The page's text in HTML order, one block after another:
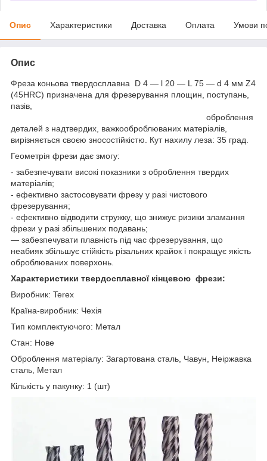
Опис Характеристики Доставка Оплата Умови
Опис
Фреза коньова твердосплавна D 4 — l 20 — L 75 — d 4 мм Z4
(45HRC) призначена для фрезерування площин, поступань,
пазів,
оброблення
деталей з надтвердих, важкооброблюваних матеріалів,
вирізняється своєю зносостійкістю. Кут нахилу леза: 35 град.
Геометрія фрези дає змогу:
- забезпечувати високі показники з оброблення твердих
матеріалів;
- ефективно застосовувати фрезу у разі чистового
фрезерування;
- ефективно відводити стружку, що знижує ризики зламання
фрези у разі збільшених подавань;
— забезпечувати плавність під час фрезерування, що
неабияк збільшує стійкість різальних крайок і покращує якість
оброблюваних поверхонь.
Характеристики твердосплавної кінцевою фрези:
Виробник: Terex
Країна-виробник: Чехія
Тип комплектуючого: Метал
Стан: Нове
Оброблення матеріалу: Загартована сталь, Чавун, Неіржавка
сталь, Метал
Кількість у пакунку: 1 (шт)